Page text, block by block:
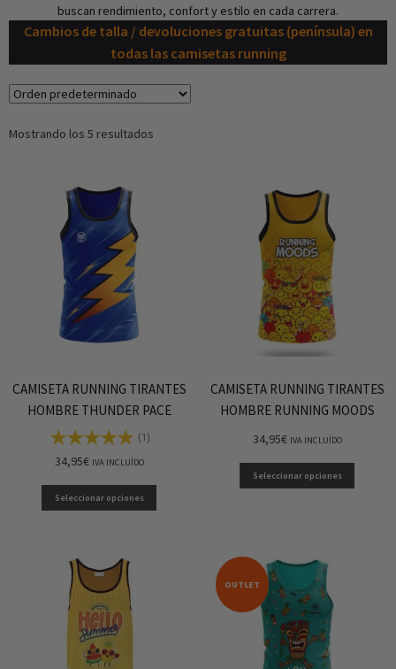
buscan rendimiento, confort y estilo en cada carrera.
Cambios de talla / devoluciones gratuitas (península) en
todas las camisetas running
Mostrando los 5 resultados
CAMISETA RUNNING TIRANTES
HOMBRE THUNDER PACE
(1)
34,95€ IVA INCLUÍDO
Seleccionar opciones
CAMISETA RUNNING TIRANTES
HOMBRE RUNNING MOODS
34,95€ IVA INCLUÍDO
Seleccionar opciones
OUTLET